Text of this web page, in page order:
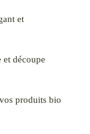
et
et découpe
produits bio